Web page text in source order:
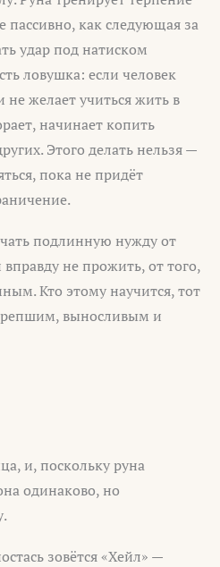
как следующая за
удар под натиском
ловушка: если человек
не желает учиться жить в
начинает копить
Этого делать нельзя —
пока не придёт
подлинную нужду от
не прожить, от того,
Кто этому научится, тот
выносливым и
и, поскольку руна
одинаково, но
зовётся «Хейл» —